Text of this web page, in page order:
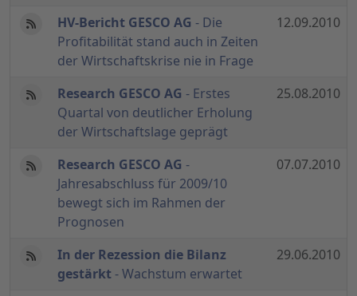
HV-Bericht GESCO AG - Die
Profitabilität stand auch in Zeiten
der Wirtschaftskrise nie in Frage
12.09.2010
Research GESCO AG - Erstes
Quartal von deutlicher Erholung
der Wirtschaftslage geprägt
25.08.2010
Research GESCO AG -
Jahresabschluss für 2009/10
bewegt sich im Rahmen der
Prognosen
07.07.2010
In der Rezession die Bilanz
gestärkt - Wachstum erwartet
29.06.2010